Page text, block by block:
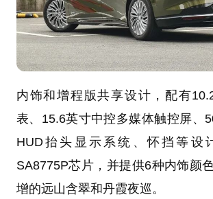
内饰和增程版共享设计，配有
表、15.6英寸中控多媒体触控屏、
HUD抬头显示系统、怀挡等设
SA8775P芯片，并提供6种内饰颜
增的远山含翠和丹霞夜巡。